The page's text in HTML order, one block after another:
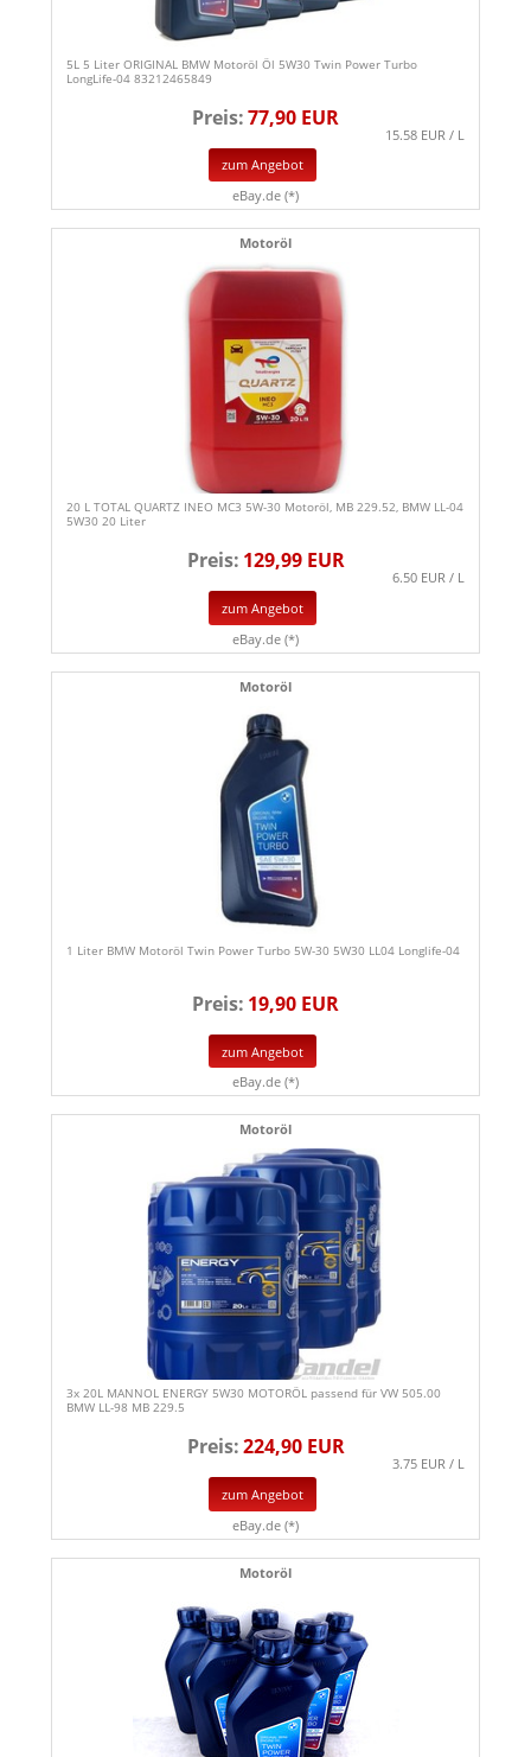
5L 5 Liter ORIGINAL BMW Motoröl Öl 5W30 Twin Power Turbo
LongLife-04 83212465849
Preis:77,90 EUR
15.58 EUR / L
zum Angebot
eBay.de (*)
Motoröl
20 L TOTAL QUARTZ INEO MC3 5W-30 Motoröl, MB 229.52, BMW LL-04
5W30 20 Liter
Preis: 129,99 EUR
6.50 EUR / L
zum Angebot
eBay.de (*)
Motoröl
1 Liter BMW Motoröl Twin Power Turbo 5W-30 5W30 LL04 Longlife-04
Preis: 19,90 EUR
zum Angebot
eBay.de (*)
Motoröl
3x 20L MANNOL ENERGY 5W30 MOTORÖL passend für VW 505.00
BMW LL-98 MB 229.5
Preis:224,90 EUR
3.75 EUR / L
zum Angebot
eBay.de (*)
Motoröl